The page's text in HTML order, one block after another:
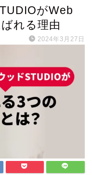
がWeb
れる理由
2024年3月27日